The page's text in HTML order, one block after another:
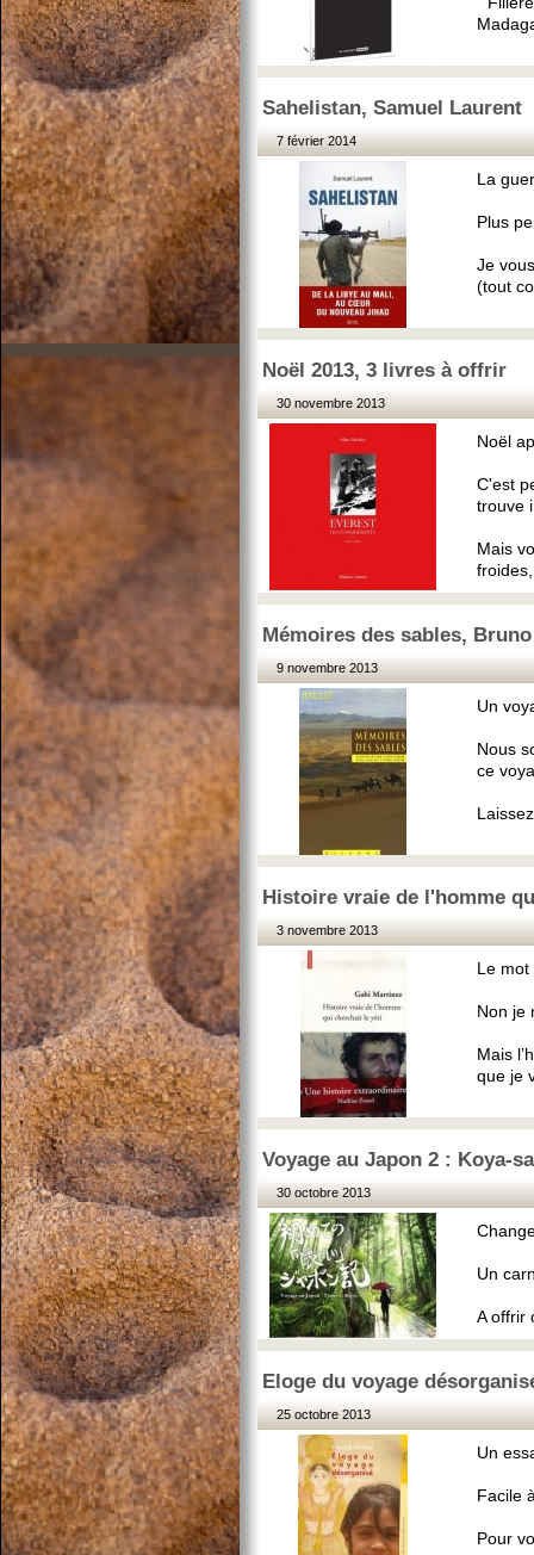
Sahelistan, Samuel Laurent
7 février 2014
La
Plus
Je
(tout
Noël 2013, 3 livres à offrir
30 novembre 2013
Noël
C'est
trouve
Mais
Mémoires des sables,
9 novembre 2013
Un
Nous
ce
Histoire vraie de l'homme
3 novembre 2013
Le mot
Non je
Mais
que je
Voyage au Japon 2 : Koya-
30 octobre 2013
Un
A offrir
Eloge du voyage
25 octobre 2013
Un
Facile
Pour